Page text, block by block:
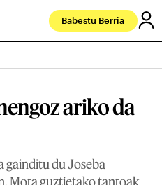
Babestu Berria
ariko da
gainditu du Joseba
Mota guztietako tantoak